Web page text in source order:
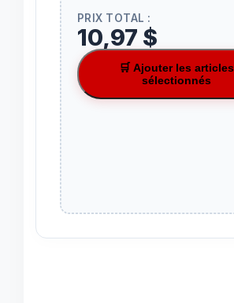
PRIX TOTAL :
10,97 $
🛒 Ajouter les articles
sélectionnés